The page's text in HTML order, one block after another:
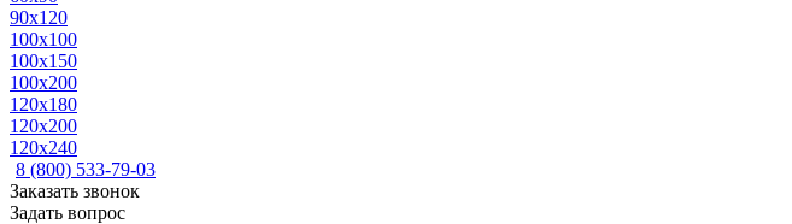
90x120
100x100
100x150
100x200
120x180
120x200
120x240
8 (800) 533-79-03
Заказать звонок
Задать вопрос